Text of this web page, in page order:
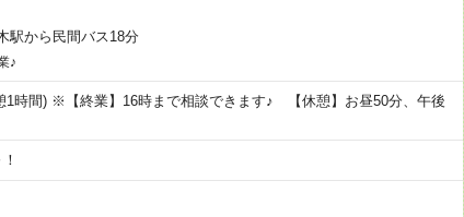
駅から民間バス18分
♪
時間) ※【終業】16時まで相談できます♪ 【休憩】お昼50分、午後